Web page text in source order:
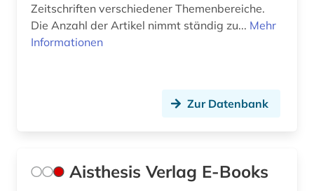
elektronische bibliothek (1)
Zeitschriften verschiedener Themenbereiche.
Die Anzahl der Artikel nimmt ständig zu... Mehr
Informationen
Zur Datenbank
Aisthesis Verlag E-Books